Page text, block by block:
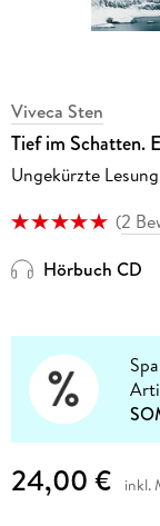
Viveca Sten
Tief im Schatten.
Ungekürzte
(2
Hörbuch CD
24,00 € inkl.